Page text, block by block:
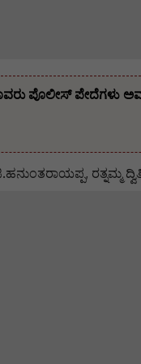
ಪೊಲೀಸ್ ಪೇದೆಗಳು
ರತ್ನಮ್ಮ